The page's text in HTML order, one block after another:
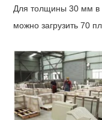
Для толщины 30 мм в
можно загрузить 70